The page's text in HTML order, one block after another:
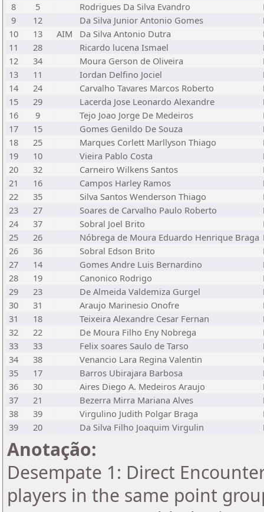
8
5 Rodrigues Da Silva Evandro
9
12 Da Silva Junior Antonio Gomes
10
13 AIM Da Silva Antonio Dutra
11
28 Ricardo lucena Ismael
12
34 Moura Gerson de Oliveira
13
11 Iordan Delfino Jociel
14
24 Carvalho Tavares Marcos Roberto
15
29 Lacerda Jose Leonardo Alexandre
16
9 Tejo Joao Jorge De Medeiros
17
15 Gomes Genildo De Souza
18
25 Marques Corlett Marllyson Thiago
19
10 Vieira Pablo Costa
20
32 Carneiro Wilkens Santos
21
16 Campos Harley Ramos
22
35 Silva Santos Wenderson Thiago
23
27 Soares de Carvalho Paulo Roberto
24
37 Sobral Joel Brito
25
26 Nóbrega de Moura Eduardo Henrique Braga
26
36 Sobral Edson Brito
27
14 Gomes Andre Luis Bernardino
28
19 Canonico Rodrigo
29
23 De Almeida Valdemiza Gurgel
30
31 Araujo Marinesio Onofre
31
18 Teixeira Alexandre Cesar Fernan
32
22 De Moura Filho Eny Nobrega
33
33 Felix soares Saulo de Tarso
34
38 Venancio Lara Regina Valentin
35
17 Barros Ubirajara Barbosa
36
30 Aires Diego A. Medeiros Araujo
37
21 Bezerra Mirra Mariana Alves
38
39 Virgulino Judith Polgar Braga
39
20 Da Silva Filho Joaquim Virgulin
Anotação:
Desempate 1: Direct
players in the same point